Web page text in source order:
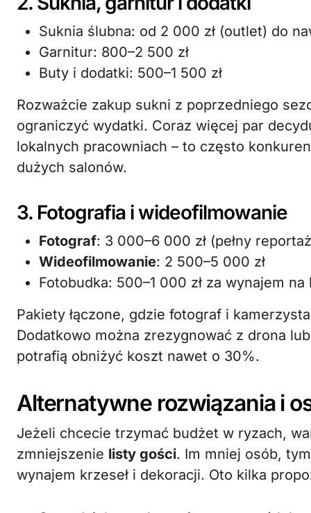
Suknia ślubna: od 2 000 zł (outlet) do
Garnitur: 800–2 500 zł
Buty i dodatki: 500–1 500 zł
Rozważcie zakup sukni z poprzedniego
ograniczyć wydatki. Coraz więcej par
lokalnych pracowniach – to często
dużych salonów.
3. Fotografia i wideofilmowanie
Fotograf: 3 000–6 000 zł (pełny
Wideofilmowanie: 2 500–5 000 zł
Fotobudka: 500–1 000 zł za wynajem
Pakiety łączone, gdzie fotograf i
Dodatkowo można zrezygnować z drona
potrafią obniżyć koszt nawet o 30%.
Alternatywne rozwiązania i
Jeżeli chcecie trzymać budżet w ryzach,
zmniejszenie listy gości. Im mniej osób,
wynajem krzeseł i dekoracji. Oto kilka